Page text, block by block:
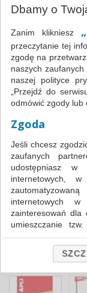
Katalog
Folia do
typu APLI AP1230
Dbamy o
Zanim klikniesz
przeczytanie tej
zgodę na
naszych
naszej polityce
„Przejdź do
odmówić zgody lub
Zgoda
Jeśli chcesz
zaufanych
udostępniasz w
internetowych, w
internetowych
zainteresowań
umieszczanie
odczytywanie,
Jeśli nie chcesz
„Szczegóły”,
zrobić . Te same
naszą polityką